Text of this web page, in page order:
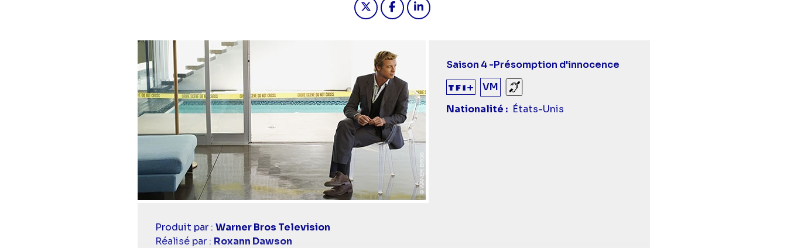
Saison 4 -Présomption d'innocence
VM
Sourds et malentendants
Nationalité
États-Unis
Casting
simba
Produit par : Warner Bros Television
Réalisé par : Roxann Dawson